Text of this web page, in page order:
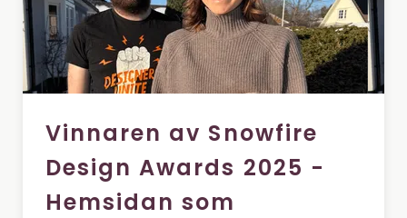
Vinnaren av Snowfire
Design Awards 2025 -
Hemsidan som